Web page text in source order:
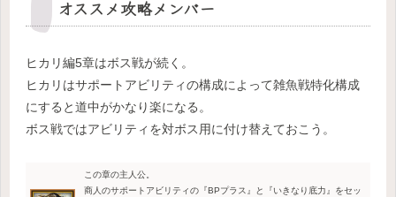
オススメ攻略メンバー
ヒカリ編5章はボス戦が続く。
ヒカリはサポートアビリティの構成によって雑魚戦特化構成
にすると道中がかなり楽になる。
ボス戦ではアビリティを対ボス用に付け替えておこう。
この章の主人公。
商人のサポートアビリティの『BPプラス』と『いきなり底力』をセッ